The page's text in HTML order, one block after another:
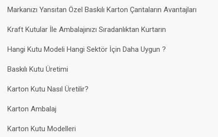
Markanızı Yansıtan Özel Baskılı Karton Çantaların Avantajları
Kraft Kutular İle Ambalajınızı Sıradanlıktan Kurtarın
Hangi Kutu Modeli Hangi Sektör İçin Daha Uygun ?
Baskılı Kutu Üretimi
Karton Kutu Nasıl Üretilir?
Karton Ambalaj
Karton Kutu Modelleri